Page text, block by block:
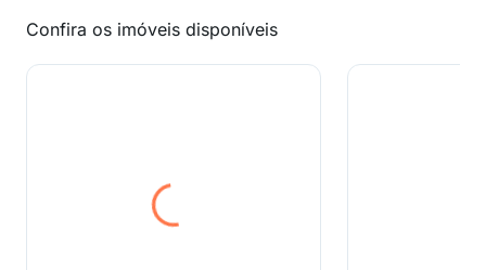
Confira os imóveis disponíveis